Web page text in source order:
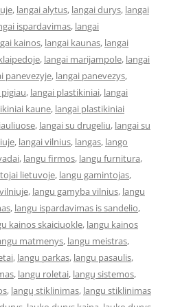
, langai alytus, langai durys, langai
ispardavimas, langai
kainos, langai kaunas, langai
, langai marijampole, langai
panevezyje, langai panevezys,
, langai plastikiniai, langai
kaune, langai plastikiniai
, langai su drugeliu, langai su
, langai vilnius, langas, lango
, langu firmos, langu furnitura,
lietuvoje, langu gamintojas,
, langu gamyba vilnius, langu
, langu ispardavimas is sandelio,
kainos skaiciuokle, langu kainos
matmenys, langu meistras,
, langu parkas, langu pasaulis,
, langu roletai, langų sistemos,
, langų stiklinimas, langu stiklinimas